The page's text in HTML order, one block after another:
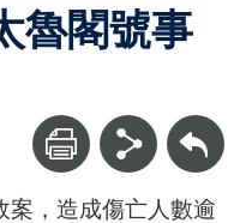
魯閣號事
回上一頁
案，造成傷亡人數逾